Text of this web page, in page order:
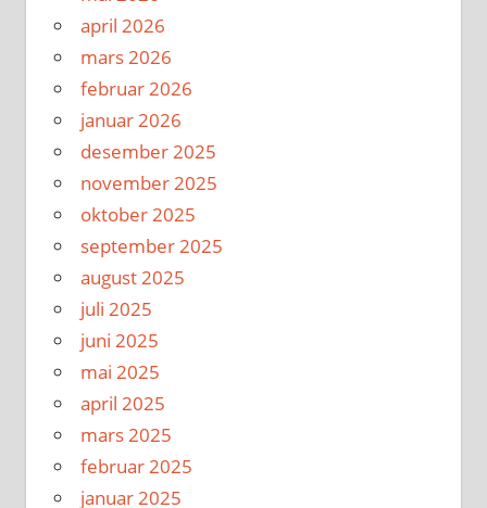
april 2026
mars 2026
februar 2026
januar 2026
desember 2025
november 2025
oktober 2025
september 2025
august 2025
juli 2025
juni 2025
mai 2025
april 2025
mars 2025
februar 2025
januar 2025